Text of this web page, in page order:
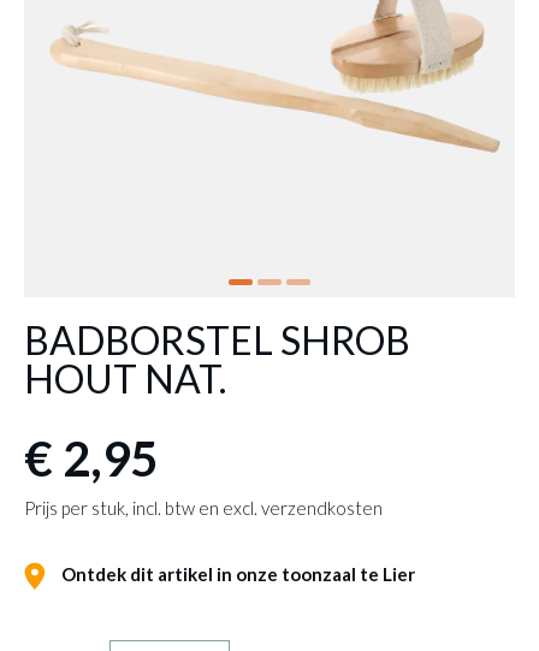
BADBORSTEL SHROB
HOUT NAT.
€ 2,95
Prijs per stuk, incl. btw en excl. verzendkosten
Ontdek dit artikel in onze toonzaal te Lier